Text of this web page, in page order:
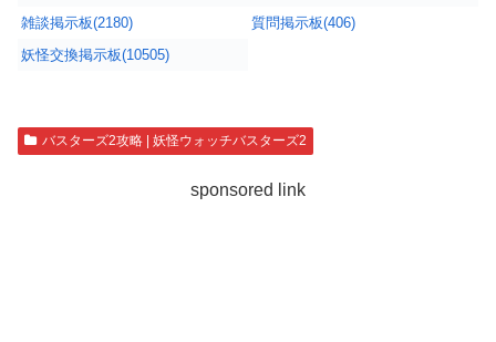
雑談掲示板(2180)
質問掲示板(406)
妖怪交換掲示板(10505)
バスターズ2攻略 | 妖怪ウォッチバスターズ2
sponsored link